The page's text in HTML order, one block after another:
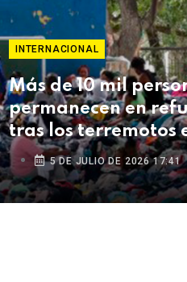
INTERNACIONAL
Más de 10 mil
permanecen en
tras los terremotos
Venezuela
5 DE JULIO DE 2026 17:41